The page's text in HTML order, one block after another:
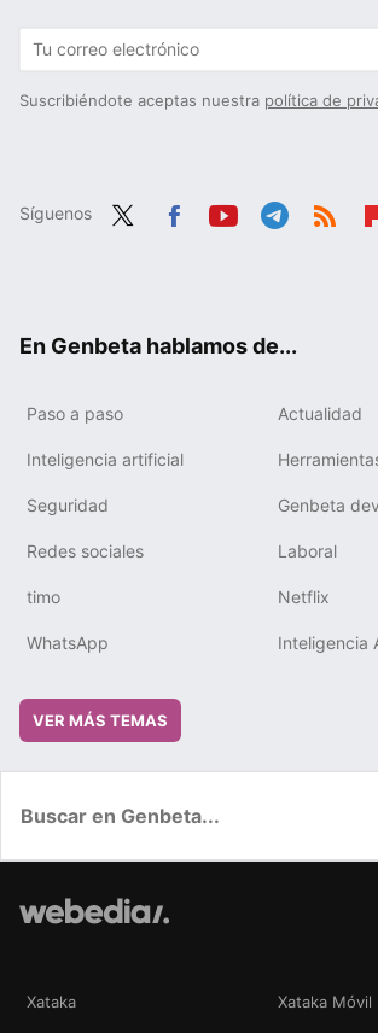
Suscribiéndote aceptas nuestra política de
Síguenos
En Genbeta hablamos de...
Paso a paso Actualidad
Inteligencia artificial
Seguridad Genbeta dev
Redes sociales Laboral
timo Netflix
WhatsApp Inteligencia
VER MÁS TEMAS
Xataka Xataka Móvil